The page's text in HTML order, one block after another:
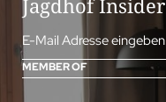
Jagdhof Insider
E-Mail Adresse eingeben
MEMBER OF